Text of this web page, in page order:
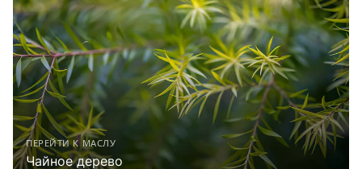
ПЕРЕЙТИ К МАСЛУ
Чайное дерево